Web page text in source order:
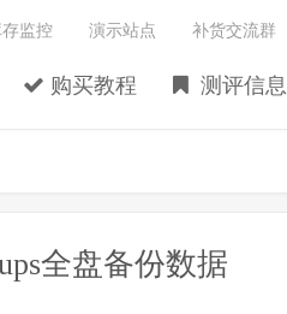
购买教程 测评信息
监控 演示站点 补货交流群
全盘备份数据